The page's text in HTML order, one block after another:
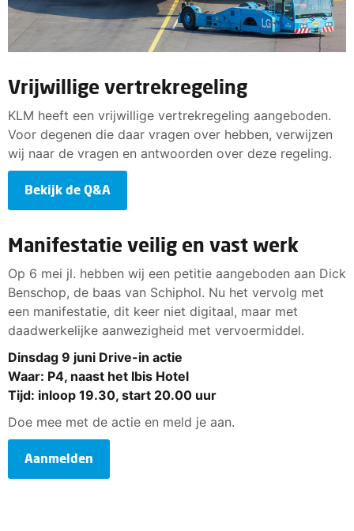
Vrijwillige vertrekregeling
KLM heeft een vrijwillige vertrekregeling aangeboden.
Voor degenen die daar vragen over hebben, verwijzen
wij naar de vragen en antwoorden over deze regeling.
Bekijk de Q&A
Manifestatie veilig en vast werk
Op 6 mei jl. hebben wij een petitie aangeboden aan Dick
Benschop, de baas van Schiphol. Nu het vervolg met
een manifestatie, dit keer niet digitaal, maar met
daadwerkelijke aanwezigheid met vervoermiddel.
Dinsdag 9 juni Drive-in actie
Waar: P4, naast het Ibis Hotel
Tijd: inloop 19.30, start 20.00 uur
Doe mee met de actie en meld je aan.
Aanmelden